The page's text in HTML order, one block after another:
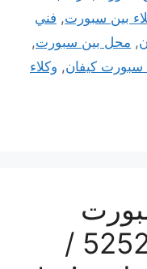
بين سبورت, فني
, محل بين سبورت,
سبورت كيفان, وكلاء
الشامية / 52520080 /